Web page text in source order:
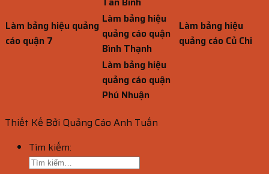
Làm bảng hiệu quảng
cáo quận 7
Làm bảng hiệu
quảng cáo quận
Bình Thạnh
Làm bảng hiệu
quảng cáo Củ Chi
Làm bảng hiệu
quảng cáo quận
Phú Nhuận
Thiết Kế Bởi Quảng Cáo Anh Tuấn
Tìm kiếm: